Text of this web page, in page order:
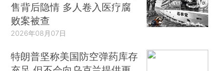
售背后隐情 多人卷入医疗腐
败案被查
2026年08月07日
特朗普坚称美国防空弹药库存